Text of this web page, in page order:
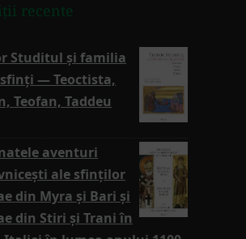
recente
Studitul și familia
sfinți — Teoctista,
Teofan, Taddeu
aventuri
ale sfinților
din Myra și Bari și
din Stiri și Trani în